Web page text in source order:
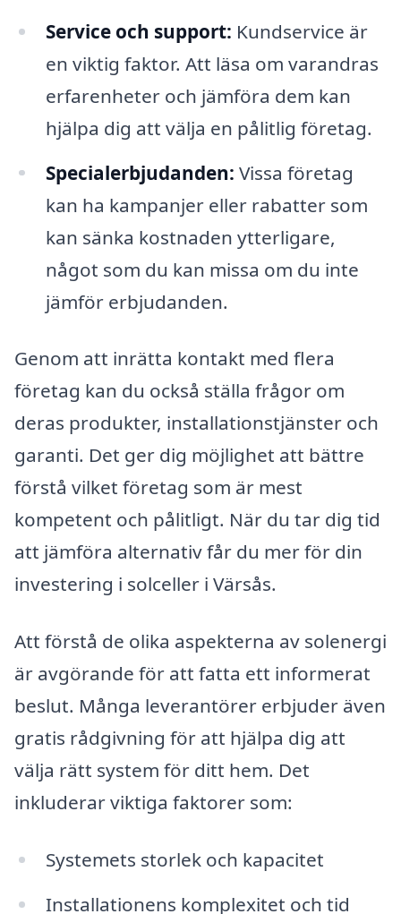
Service och support: Kundservice är
en viktig faktor. Att läsa om varandras
erfarenheter och jämföra dem kan
hjälpa dig att välja en pålitlig företag.
Specialerbjudanden: Vissa företag
kan ha kampanjer eller rabatter som
kan sänka kostnaden ytterligare,
något som du kan missa om du inte
jämför erbjudanden.
Genom att inrätta kontakt med flera
företag kan du också ställa frågor om
deras produkter, installationstjänster och
garanti. Det ger dig möjlighet att bättre
förstå vilket företag som är mest
kompetent och pålitligt. När du tar dig tid
att jämföra alternativ får du mer för din
investering i solceller i Värsås.
Att förstå de olika aspekterna av solenergi
är avgörande för att fatta ett informerat
beslut. Många leverantörer erbjuder även
gratis rådgivning för att hjälpa dig att
välja rätt system för ditt hem. Det
inkluderar viktiga faktorer som:
Systemets storlek och kapacitet
Installationens komplexitet och tid